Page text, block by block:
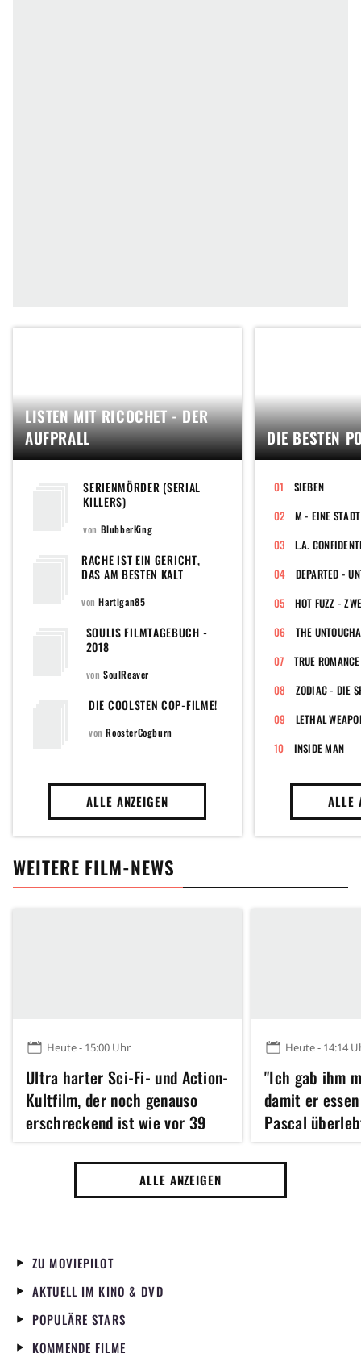
LISTEN MIT RICOCHET - DER
AUFPRALL
SERIENMÖRDER (SERIAL
KILLERS)
von BlubberKing
RACHE IST EIN GERICHT,
DAS AM BESTEN KALT
vonHartigan85
SOULIS FILMTAGEBUCH -
2018
von SoulReaver
DIE COOLSTEN COP-FILME!
vonRoosterCogburn
ALLE ANZEIGEN
DIE BESTEN
SIEBEN
M - EINE
L.A.
DEPARTED -
HOT FUZZ -
TRUE ROMANCE
ZODIAC - DIE
INSIDE MAN
ALLE
WEITERE FILM-NEWS
Heute - 15:00 Uhr
Ultra harter Sci-Fi- und Action-
Kultfilm, der noch genauso
erschreckend ist wie vor 39
Jahren, streamt bei HBO Max
Heute - 14:14
"Ich gab ihm
damit er
Pascal
dank Sarah
noch kein
ALLE ANZEIGEN
ZU MOVIEPILOT
AKTUELL IM KINO & DVD
POPULÄRE STARS
KOMMENDE FILME